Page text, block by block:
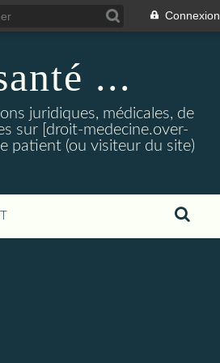
Connexion
...
juridiques, médicales, de
sur [droit-medecine.over-
patient (ou visiteur du site)